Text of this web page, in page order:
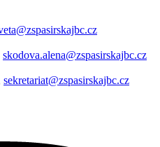
zspasirskajbc.cz
skodova.alena@zspasirskajbc.cz
sekretariat@zspasirskajbc.cz